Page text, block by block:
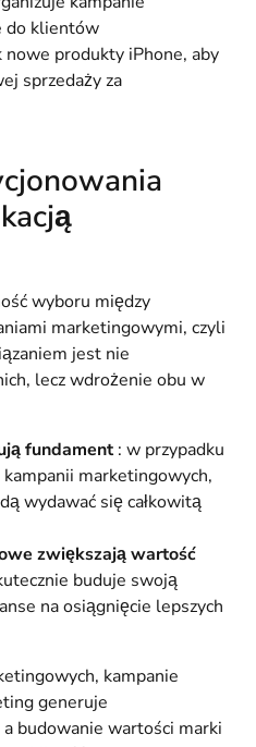
do klientów
produkty iPhone, aby
sprzedaży za
wyboru między
marketingowymi, czyli
jest nie
lecz wdrożenie obu w
fundament: w przypadku
marketingowych,
wydawać się całkowitą
zwiększają wartość
buduje swoją
na osiągnięcie lepszych
kampanie
generuje
budowanie wartości marki